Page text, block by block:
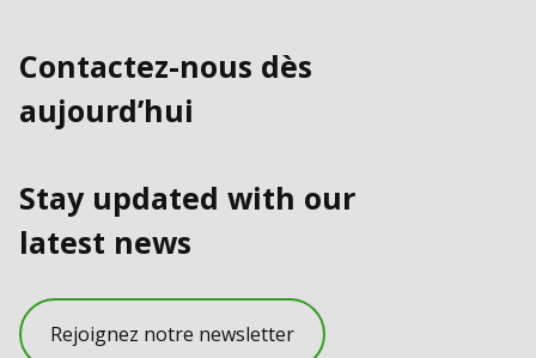
Contactez-nous dès
aujourd’hui
Stay updated with our
latest news
Rejoignez notre newsletter